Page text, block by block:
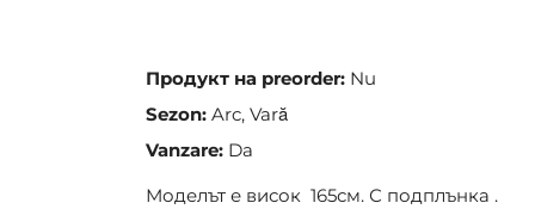
Продукт на preorder: Nu
Sezon: Arc, Vară
Vanzare: Da
Моделът е висок 165см. С подплънка .